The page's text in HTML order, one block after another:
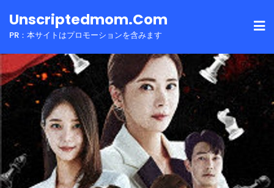
toUnscriptedmom.com
PR：本サイトはプロモーションを含みます